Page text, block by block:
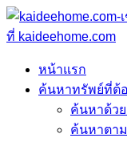
หน้าแรก
ค้นหาทรัพย์ที่ต้
ค้นหาด้วย
ค้นหาตา